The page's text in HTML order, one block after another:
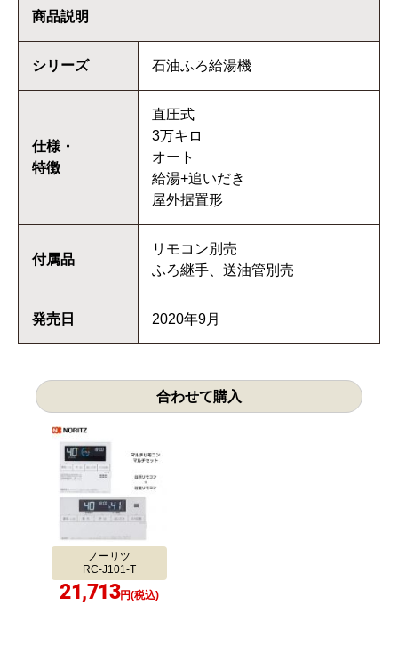
商品説明
シリーズ 石油ふろ給湯機
仕様・
特徴
直圧式
3万キロ
オート
給湯+追いだき
屋外据置形
付属品
リモコン別売
ふろ継手、送油管別売
発売日 2020年9月
合わせて購入
ノーリツ
RC-J101-T
21,713円(税込)